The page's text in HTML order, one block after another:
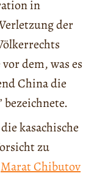
in
der
dem, was es
China die
bezeichnete.
kasachische
zu
Marat Chibutov